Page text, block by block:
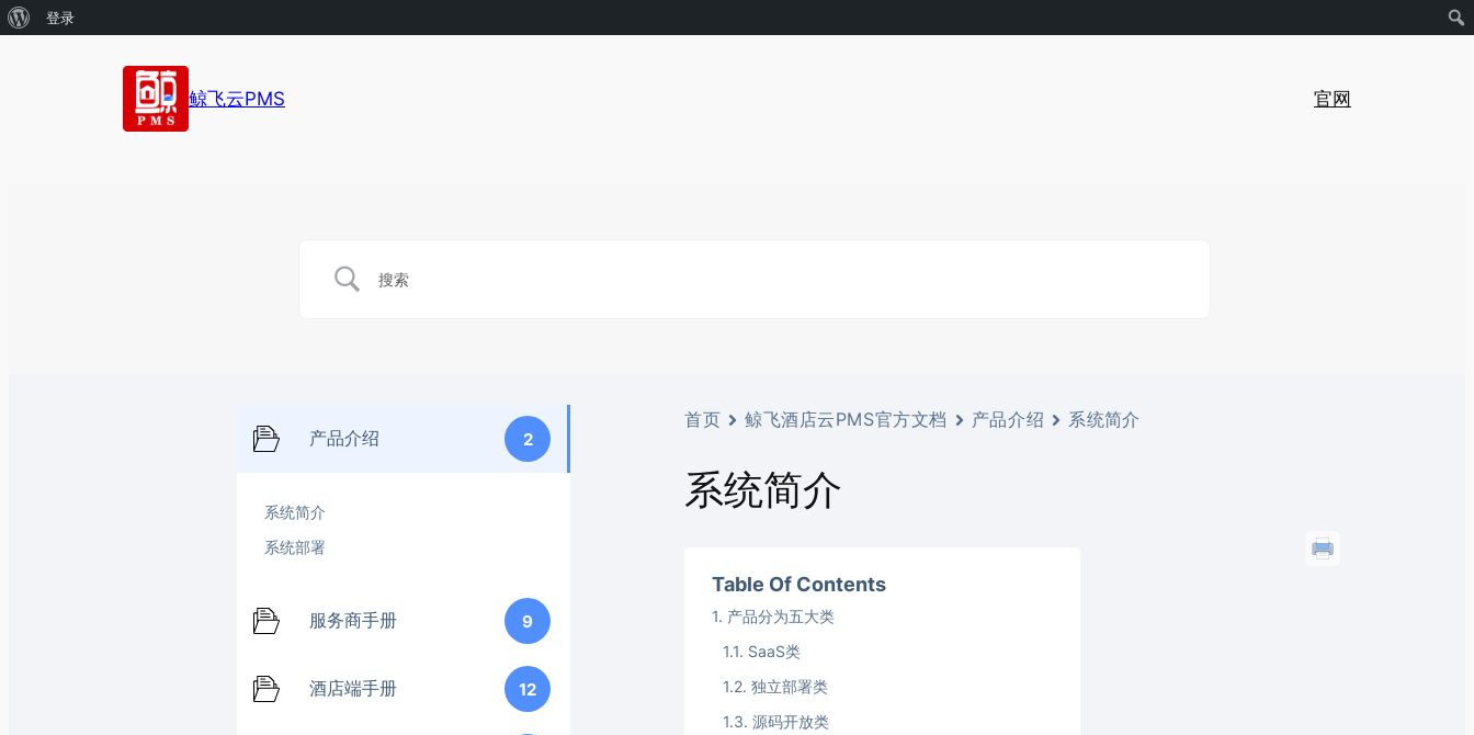
登录
鲸飞云PMS 官网
产品介绍 2
系统简介
系统部署
服务商手册 9
酒店端手册 12
首页 鲸飞酒店云PMS官方文档 产品介绍 系统简介
系统简介
Table Of Contents
产品分为五大类
SaaS类
独立部署类
源码开放类